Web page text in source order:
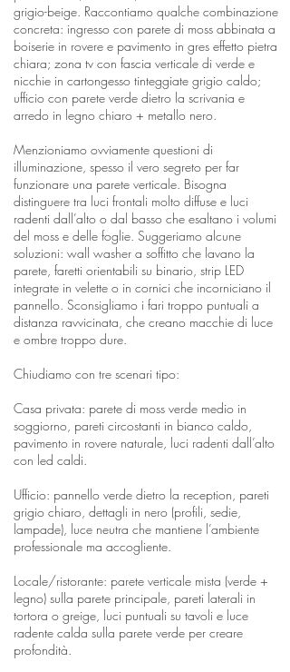
grigio-beige. Raccontiamo qualche combinazione
concreta: ingresso con parete di moss abbinata a
boiserie in rovere e pavimento in gres effetto pietra
chiara; zona tv con fascia verticale di verde e
nicchie in cartongesso tinteggiate grigio caldo;
ufficio con parete verde dietro la scrivania e
arredo in legno chiaro + metallo nero.
Menzioniamo ovviamente questioni di
illuminazione, spesso il vero segreto per far
funzionare una parete verticale. Bisogna
distinguere tra luci frontali molto diffuse e luci
radenti dall’alto o dal basso che esaltano i volumi
del moss e delle foglie. Suggeriamo alcune
soluzioni: wall washer a soffitto che lavano la
parete, faretti orientabili su binario, strip LED
integrate in velette o in cornici che incorniciano il
pannello. Sconsigliamo i fari troppo puntuali a
distanza ravvicinata, che creano macchie di luce
e ombre troppo dure.
Chiudiamo con tre scenari tipo:
Casa privata: parete di moss verde medio in
soggiorno, pareti circostanti in bianco caldo,
pavimento in rovere naturale, luci radenti dall’alto
con led caldi.
Ufficio: pannello verde dietro la reception, pareti
grigio chiaro, dettagli in nero (profili, sedie,
lampade), luce neutra che mantiene l’ambiente
professionale ma accogliente.
Locale/ristorante: parete verticale mista (verde +
legno) sulla parete principale, pareti laterali in
tortora o greige, luci puntuali su tavoli e luce
radente calda sulla parete verde per creare
profondità.